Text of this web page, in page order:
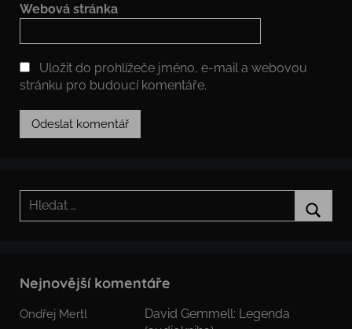
Webová stránka
Uložit do prohlížeče jméno, e-mail a webovou
stránku pro budoucí komentáře.
Hledat:
Nejnovější komentáře
Ondřej Mertl
David Gemmell: Legenda